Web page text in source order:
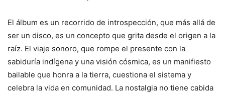
El álbum es un recorrido de introspección, que más allá de
ser un disco, es un concepto que grita desde el origen a la
raíz. El viaje sonoro, que rompe el presente con la
sabiduría indígena y una visión cósmica, es un manifiesto
bailable que honra a la tierra, cuestiona el sistema y
celebra la vida en comunidad. La nostalgia no tiene cabida